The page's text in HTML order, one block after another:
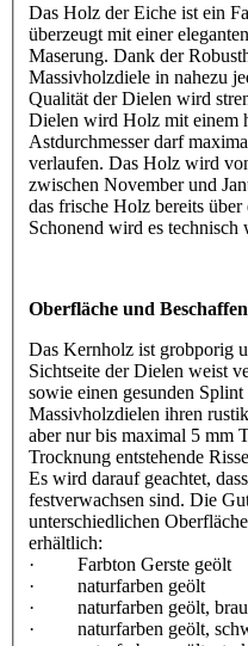
Das Holz der Eiche ist ein
überzeugt mit einer
Maserung. Dank der
Massivholzdiele in nahezu
Qualität der Dielen wird
Dielen wird Holz mit einem
Astdurchmesser darf
verlaufen. Das Holz wird
zwischen November und
das frische Holz bereits
Schonend wird es technisch
Oberfläche und
Das Kernholz ist grobporig
Sichtseite der Dielen weist
sowie einen gesunden
Massivholzdielen ihren
aber nur bis maximal 5 mm
Trocknung entstehende
Es wird darauf geachtet,
festverwachsen sind. Die
unterschiedlichen
erhältlich:
· Farbton Gerste geölt
· naturfarben geölt
· naturfarben geölt,
· naturfarben geölt,